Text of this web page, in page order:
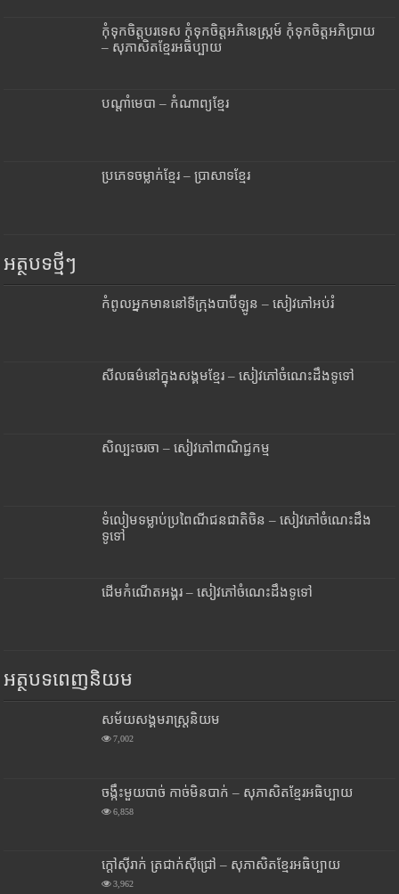
កុំទុកចិត្តបរទេស កុំទុកចិត្តអភិនេស្ក្រម៍ កុំទុកចិត្តអភិប្រាយ
– សុភាសិតខ្មែរអធិប្បាយ
បណ្តាំមេបា – កំណាព្យខ្មែរ
ប្រភេទចម្លាក់ខ្មែរ – ប្រាសាទខ្មែរ
អត្ថបទថ្មីៗ
កំពូលអ្នកមាននៅទីក្រុងបាប៊ីឡូន – សៀវភៅអប់រំ
សីលធម៌នៅក្នុងសង្គមខ្មែរ – សៀវភៅចំណេះដឹងទូទៅ
សិល្បះចរចា – សៀវភៅពាណិជ្ជកម្ម
ទំលៀមទម្លាប់ប្រពៃណីជនជាតិចិន – សៀវភៅចំណេះដឹង
ទូទៅ
ដើមកំណើតអង្គរ – សៀវភៅចំណេះដឹងទូទៅ
អត្ថបទពេញនិយម
សម័យសង្គមរាស្រ្តនិយម
7,002
ចង្កឹះមួយបាច់ កាច់មិនបាក់ – សុភាសិតខ្មែរអធិប្បាយ
6,858
ក្តៅស៊ីរាក់ ត្រជាក់ស៊ីជ្រៅ – សុភាសិតខ្មែរអធិប្បាយ
3,962